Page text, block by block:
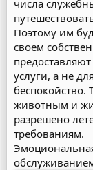
числа
Поэтому им
своем
услуги, а не
животным и
разрешено
требованиям.